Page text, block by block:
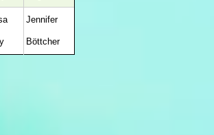
Jennifer
Böttcher